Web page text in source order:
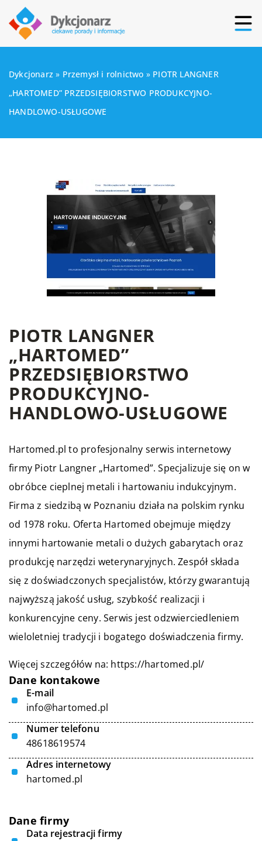
Dykcjonarz » Przemysł i rolnictwo » PIOTR LANGNER
„HARTOMED” PRZEDSIĘBIORSTWO PRODUKCYJNO-
HANDLOWO-USŁUGOWE
PIOTR LANGNER
„HARTOMED”
PRZEDSIĘBIORSTWO
PRODUKCYJNO-
HANDLOWO-USŁUGOWE
Hartomed.pl to profesjonalny serwis internetowy
firmy Piotr Langner „Hartomed”. Specjalizuje się on w
obróbce cieplnej metali i hartowaniu indukcyjnym.
Firma z siedzibą w Poznaniu działa na polskim rynku
od 1978 roku. Oferta Hartomed obejmuje między
innymi hartowanie metali o dużych gabarytach oraz
produkcję narzędzi weterynaryjnych. Zespół składa
się z doświadczonych specjalistów, którzy gwarantują
najwyższą jakość usług, szybkość realizacji i
konkurencyjne ceny. Serwis jest odzwierciedleniem
wieloletniej tradycji i bogatego doświadczenia firmy.
Więcej szczegółów na: https://hartomed.pl/
Dane kontakowe
E-mail
info@hartomed.pl
Numer telefonu
48618619574
Adres internetowy
hartomed.pl
Dane firmy
Data rejestracji firmy